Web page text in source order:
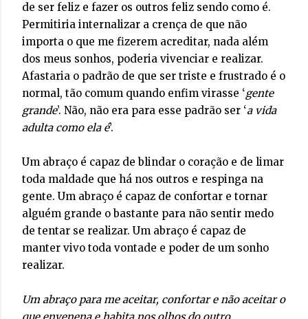
de ser feliz e fazer os outros feliz sendo como é.
Permitiria internalizar a crença de que não
importa o que me fizerem acreditar, nada além
dos meus sonhos, poderia vivenciar e realizar.
Afastaria o padrão de que ser triste e frustrado é o
normal, tão comum quando enfim virasse ‘gente
grande’. Não, não era para esse padrão ser ‘a vida
adulta como ela é’.
Um abraço é capaz de blindar o coração e de limar
toda maldade que há nos outros e respinga na
gente. Um abraço é capaz de confortar e tornar
alguém grande o bastante para não sentir medo
de tentar se realizar. Um abraço é capaz de
manter vivo toda vontade e poder de um sonho
realizar.
Um abraço para me aceitar, confortar e não aceitar o